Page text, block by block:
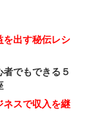
を出す秘伝レシ
でもできる５
ネスで収入を継